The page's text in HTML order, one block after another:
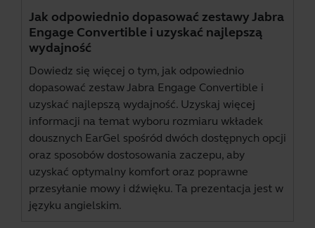
Jak odpowiednio dopasować zestawy Jabra
Engage Convertible i uzyskać najlepszą
wydajność
Dowiedz się więcej o tym, jak odpowiednio
dopasować zestaw Jabra Engage Convertible i
uzyskać najlepszą wydajność. Uzyskaj więcej
informacji na temat wyboru rozmiaru wkładek
dousznych EarGel spośród dwóch dostępnych opcji
oraz sposobów dostosowania zaczepu, aby
uzyskać optymalny komfort oraz poprawne
przesyłanie mowy i dźwięku. Ta prezentacja jest w
języku angielskim.